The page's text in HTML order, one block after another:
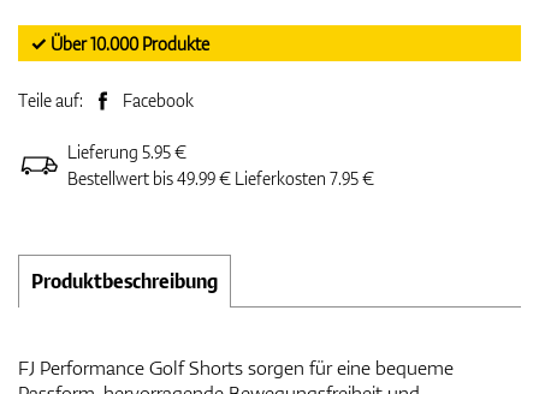
✓ Über 10.000 Produkte
Teile auf: Facebook
Lieferung 5.95 €
Bestellwert bis 49.99 € Lieferkosten 7.95 €
Produktbeschreibung
FJ Performance Golf Shorts sorgen für eine bequeme